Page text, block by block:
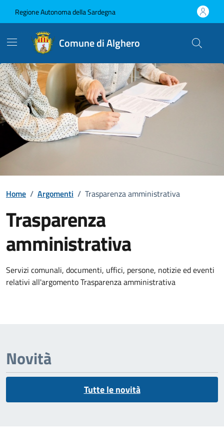
Regione Autonoma della Sardegna
Comune di Alghero
Home / Argomenti / Trasparenza amministrativa
Trasparenza
amministrativa
Dettagli dell'argomento
Servizi comunali, documenti, uffici, persone, notizie ed eventi
relativi all'argomento Trasparenza amministrativa
Novità
Tutte le novità